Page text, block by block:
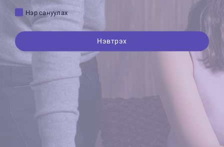
Нэр сануулах
Нэвтрэх